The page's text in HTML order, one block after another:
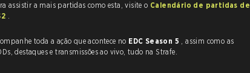
assistir a mais partidas como esta, visite o Calendário de partidas de
.
toda a ação que acontece no EDC Season 5 , assim como as
destaques e transmissões ao vivo, tudo na Strafe.